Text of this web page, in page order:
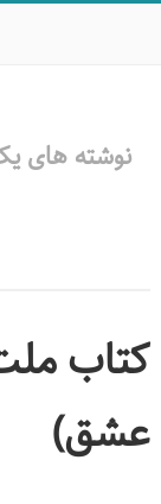
نوشته های
کتاب
عشق)